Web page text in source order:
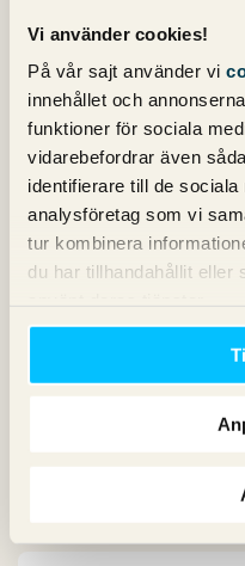
Vi använder cookies!
På vår sajt använder vi
innehållet och
funktioner för sociala
vidarebefordrar även
identifierare till de
analysföretag som vi
tur kombinera
du har tillhandahållit eller
Nicklas
Senior
2 kommentarer
ditt
Shopping"
Pingback:
Pingback: Hur fungerar